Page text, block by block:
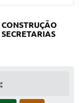
CONSTRUÇÃO
SECRETARIAS